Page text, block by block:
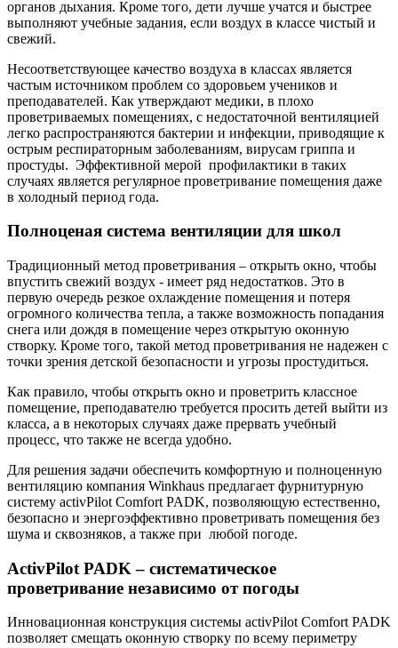
органов дыхания. Кроме того, дети лучше учатся и быстрее
выполняют учебные задания, если воздух в классе чистый и
свежий.
Несоответствующее качество воздуха в классах является
частым источником проблем со здоровьем учеников и
преподавателей. Как утверждают медики, в плохо
проветриваемых помещениях, с недостаточной вентиляцией
легко распространяются бактерии и инфекции, приводящие к
острым респираторным заболеваниям, вирусам гриппа и
простуды. Эффективной мерой профилактики в таких
случаях является регулярное проветривание помещения даже
в холодный период года.
Полноценая система вентиляции для школ
Традиционный метод проветривания – открыть окно, чтобы
впустить свежий воздух - имеет ряд недостатков. Это в
первую очередь резкое охлаждение помещения и потеря
огромного количества тепла, а также возможность попадания
снега или дождя в помещение через открытую оконную
створку. Кроме того, такой метод проветривания не надежен с
точки зрения детской безопасности и угрозы простудиться.
Как правило, чтобы открыть окно и проветрить классное
помещение, преподавателю требуется просить детей выйти из
класса, а в некоторых случаях даже прервать учебный
процесс, что также не всегда удобно.
Для решения задачи обеспечить комфортную и полноценную
вентиляцию компания Winkhaus предлагает фурнитурную
систему activPilot Comfort PADK, позволяющую естественно,
безопасно и энергоэффективно проветривать помещения без
шума и сквозняков, а также при любой погоде.
ActivPilot PADK – систематическое
проветривание независимо от погоды
Инновационная конструкция системы activPilot Comfort PADK
позволяет смещать оконную створку по всему периметру